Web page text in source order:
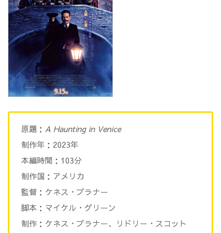
原題： A Haunting in Venice
制作年：2023年
本編時間：103分
制作国：アメリカ
監督：ケネス・ブラナー
脚本：マイケル・グリーン
制作：ケネス・ブラナー、リドリー・スコット